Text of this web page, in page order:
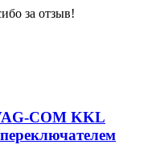
за отзыв!
COM KKL